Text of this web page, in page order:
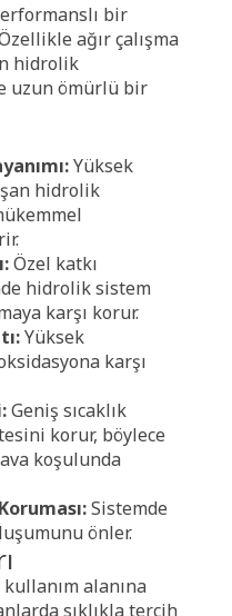
bir
ağır çalışma
hidrolik
uzun ömürlü bir
Yüksek
hidrolik
Özel katkı
hidrolik sistem
karşı korur.
Yüksek
karşı
Geniş sıcaklık
korur, böylece
koşulunda
Sistemde
önler.
alanına
sıklıkla tercih